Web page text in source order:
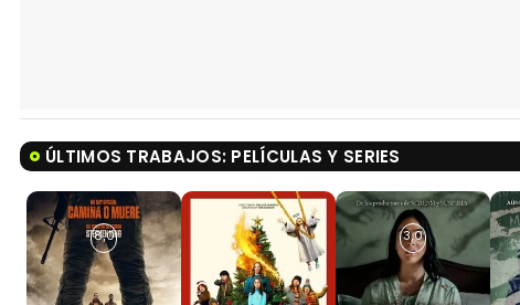
ÚLTIMOS TRABAJOS: PELÍCULAS Y SERIES
8,0 3,0